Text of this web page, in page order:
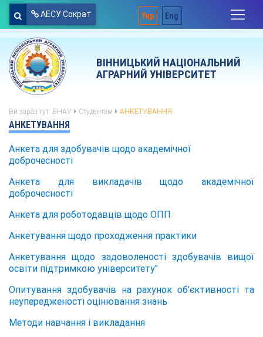
АЕСУ Сократ Укр Eng
ВІННИЦЬКИЙ НАЦІОНАЛЬНИЙ
АГРАРНИЙ УНІВЕРСИТЕТ
Ви зараз тут: ВНАУ Студентам АНКЕТУВАННЯ
АНКЕТУВАННЯ
Анкета для здобувачів щодо академічної
доброчесності
Анкета для викладачів щодо академічної
доброчесності
Анкета для роботодавців щодо ОПП
Анкетування щодо проходження практики
Анкетування щодо задоволеності здобувачів вищої
освіти підтримкою університету"
Опитування здобувачів на рахунок об’єктивності та
неупередженості оцінювання знань
Методи навчання і викладання